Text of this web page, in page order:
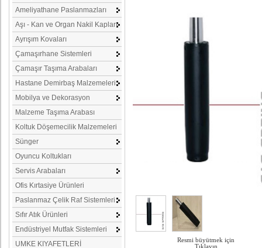
Ameliyathane Paslanmazları
Aşı - Kan ve Organ Nakil Kapları
Ayrışım Kovaları
Çamaşırhane Sistemleri
Çamaşır Taşıma Arabaları
Hastane Demirbaş Malzemeleri
Mobilya ve Dekorasyon
Malzeme Taşıma Arabası
Koltuk Döşemecilik Malzemeleri
Sünger
Oyuncu Koltukları
Servis Arabaları
Ofis Kırtasiye Ürünleri
Paslanmaz Çelik Raf Sistemleri
Sıfır Atık Ürünleri
Endüstriyel Mutfak Sistemleri
UMKE KIYAFETLERİ
Resmi büyütmek için
Tıklayın